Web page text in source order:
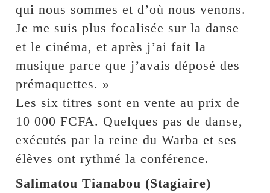
qui nous sommes et d’où nous venons.
Je me suis plus focalisée sur la danse
et le cinéma, et après j’ai fait la
musique parce que j’avais déposé des
prémaquettes. »
Les six titres sont en vente au prix de
10 000 FCFA. Quelques pas de danse,
exécutés par la reine du Warba et ses
élèves ont rythmé la conférence.
Salimatou Tianabou (Stagiaire)